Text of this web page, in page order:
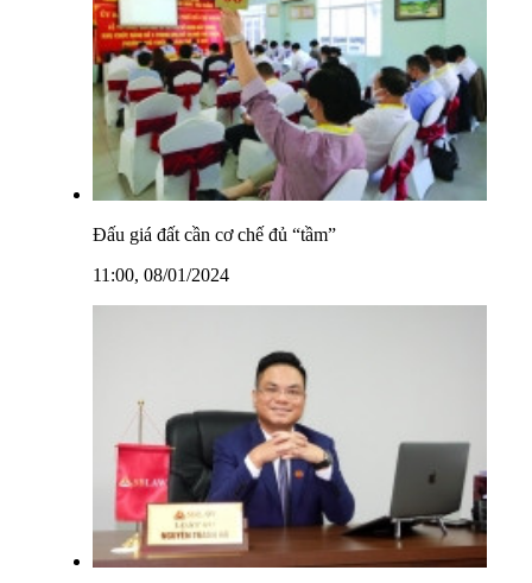
Đấu giá đất cần cơ chế đủ “tầm”
11:00, 08/01/2024